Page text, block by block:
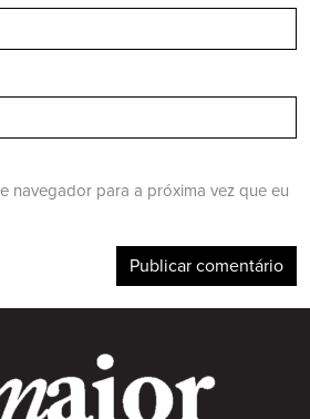
navegador para a próxima vez que eu